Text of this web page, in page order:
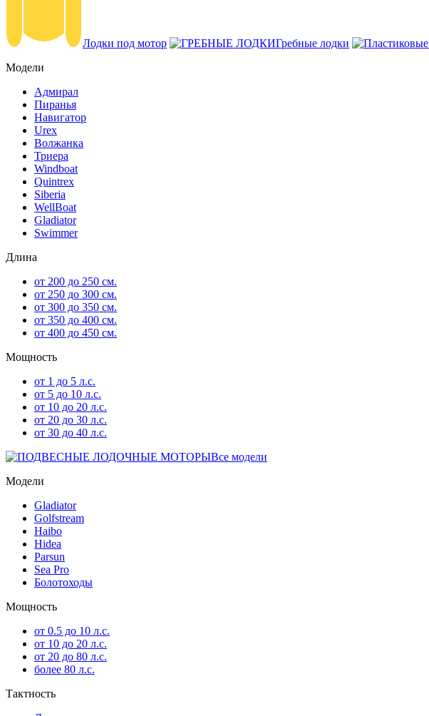
Лодки под мотор Гребные лодки
Модели
Адмирал
Пиранья
Навигатор
Urex
Волжанка
Триера
Windboat
Quintrex
Siberia
WellBoat
Gladiator
Swimmer
Длина
от 200 до 250 см.
от 250 до 300 см.
от 300 до 350 см.
от 350 до 400 см.
от 400 до 450 см.
Мощность
от 1 до 5 л.с.
от 5 до 10 л.с.
от 10 до 20 л.с.
от 20 до 30 л.с.
от 30 до 40 л.с.
Все модели
Модели
Gladiator
Golfstream
Haibo
Hidea
Parsun
Sea Pro
Болотоходы
Мощность
от 0.5 до 10 л.с.
от 10 до 20 л.с.
от 20 до 80 л.с.
более 80 л.с.
Тактность